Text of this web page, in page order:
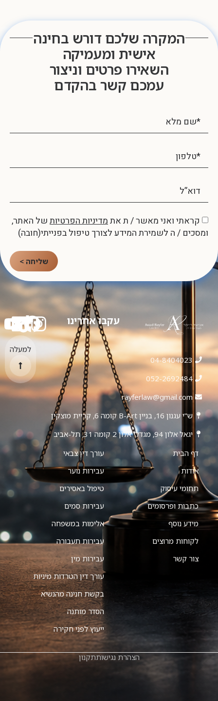
המקרה שלכם דורש בחינה
אישית ומעמיקה
השאירו פרטים וניצור
עמכם קשר בהקדם
קראתי ואני מאשר / ת אתמדיניות הפרטיותשל האתר,
ומסכים / ה לשמירת המידע לצורך טיפול בפנייתי(חובה)
שליחה >
עקבו אחרינו
04-8404023
052-2692484
rayferlaw@gmail.com
ש"י עגנון 16, בניין B-Art קומה 6, קריית מוצקין
יגאל אלון 94, מגדלי אלון 2 קומה 31, תל-אביב
דף הבית
אודות
תחומי עיסוק
כתבות ופרסומים
מידע נוסף
לקוחות מרוצים
צור קשר
עורך דין צבאי
עבירות נוער
טיפול באסירים
עבירות סמים
אלימות במשפחה
עבירות תעבורה
עבירות מין
עורך דין הטרדות מיניות
בקשת חנינה מהנשיא
הסדר מותנה
ייעוץ לפני חקירה
למעלה
הצהרת נגישותתקנון